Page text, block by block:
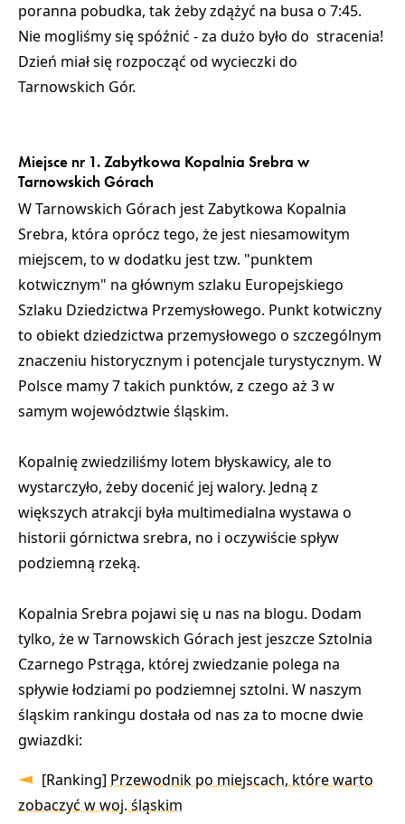
poranna pobudka, tak żeby zdążyć na busa o 7:45.
Nie mogliśmy się spóźnić - za dużo było do stracenia!
Dzień miał się rozpocząć od wycieczki do
Tarnowskich Gór.
Miejsce nr 1. Zabytkowa Kopalnia Srebra w
Tarnowskich Górach
W Tarnowskich Górach jest Zabytkowa Kopalnia
Srebra, która oprócz tego, że jest niesamowitym
miejscem, to w dodatku jest tzw. "punktem
kotwicznym" na głównym szlaku Europejskiego
Szlaku Dziedzictwa Przemysłowego. Punkt kotwiczny
to obiekt dziedzictwa przemysłowego o szczególnym
znaczeniu historycznym i potencjale turystycznym. W
Polsce mamy 7 takich punktów, z czego aż 3 w
samym województwie śląskim.
Kopalnię zwiedziliśmy lotem błyskawicy, ale to
wystarczyło, żeby docenić jej walory. Jedną z
większych atrakcji była multimedialna wystawa o
historii górnictwa srebra, no i oczywiście spływ
podziemną rzeką.
Kopalnia Srebra pojawi się u nas na blogu. Dodam
tylko, że w Tarnowskich Górach jest jeszcze Sztolnia
Czarnego Pstrąga, której zwiedzanie polega na
spływie łodziami po podziemnej sztolni. W naszym
śląskim rankingu dostała od nas za to mocne dwie
gwiazdki:
[Ranking] Przewodnik po miejscach, które warto
zobaczyć w woj. śląskim